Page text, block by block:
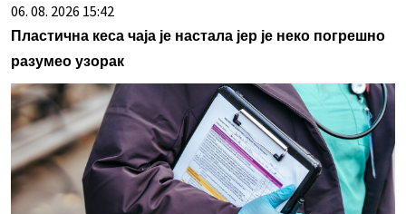
06. 08. 2026 15:42
Пластична кеса чаја је настала јер је неко погрешно
разумео узорак